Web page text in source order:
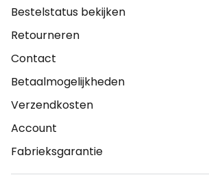
Bestelstatus bekijken
Retourneren
Contact
Betaalmogelijkheden
Verzendkosten
Account
Fabrieksgarantie